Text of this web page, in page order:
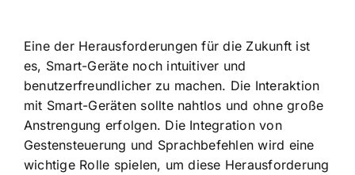
Eine der Herausforderungen für die Zukunft ist
es, Smart-Geräte noch intuitiver und
benutzerfreundlicher zu machen. Die Interaktion
mit Smart-Geräten sollte nahtlos und ohne große
Anstrengung erfolgen. Die Integration von
Gestensteuerung und Sprachbefehlen wird eine
wichtige Rolle spielen, um diese Herausforderung